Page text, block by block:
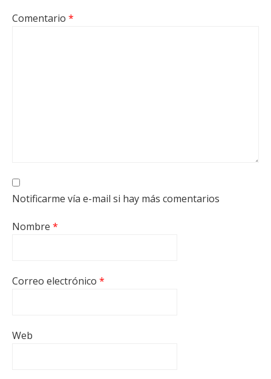
Comentario *
Notificarme vía e-mail si hay más comentarios
Nombre *
Correo electrónico *
Web